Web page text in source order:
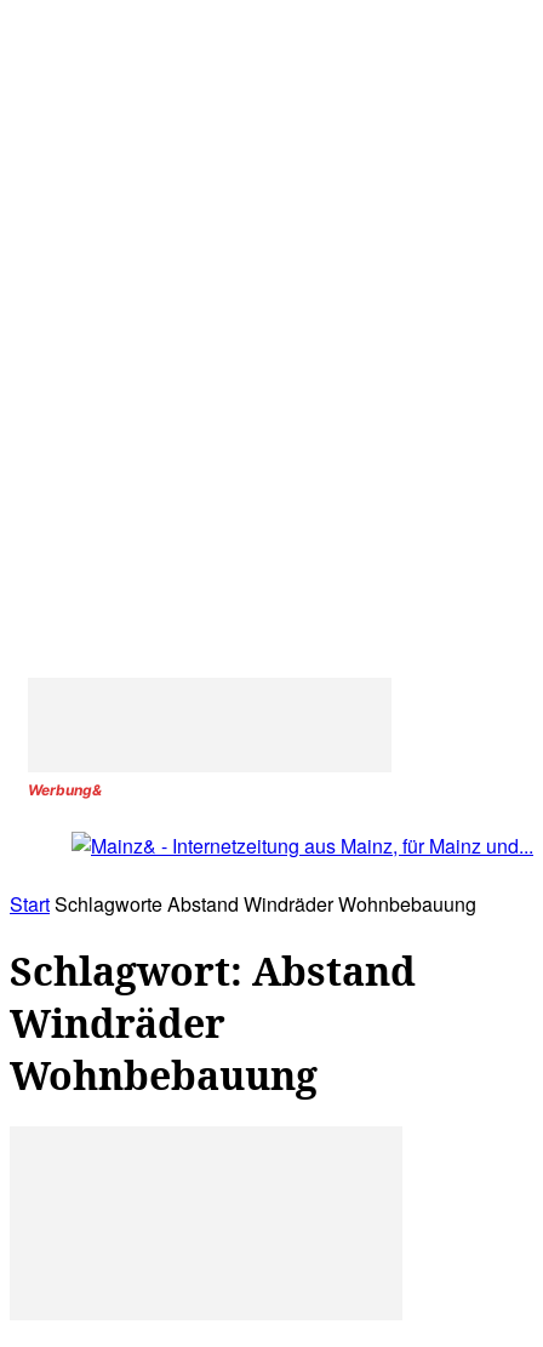
Werbung&
StartSchlagworteAbstand Windräder Wohnbebauung
Schlagwort: Abstand
Windräder
Wohnbebauung